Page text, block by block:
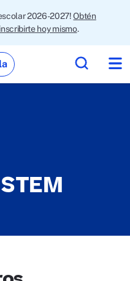
2026-2027!Obtén
hoy mismo.